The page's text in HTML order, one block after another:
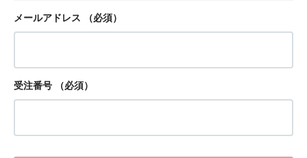
メールアドレス （必須）
受注番号 （必須）